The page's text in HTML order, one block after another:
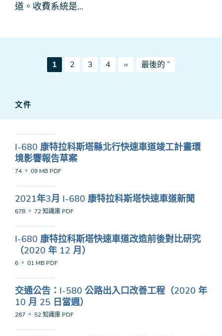
道。收費系統是...
Pagination
當
前
1 頁
2 頁
3 頁
4
下
一
››
最
後
最後的 ”
文件
I-680 康特拉科斯塔縣北行快速車道竣工計畫環
境影響報告草案
74 。 09 MB PDF
2021年3月 I-680 康特拉科斯塔快速車道新聞
678 。 72 知識庫 PDF
I-680 康特拉科斯塔快速車道改造前後對比研究
（2020 年 12 月）
6 。 01 MB PDF
交通公告：I-580 公路出入口改善工程（2020 年
10 月 25 日當週）
287 。 52 知識庫 PDF